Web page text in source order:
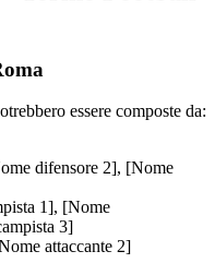
essere composte da:
difensore 2], [Nome
1], [Nome
3]
attaccante 2]